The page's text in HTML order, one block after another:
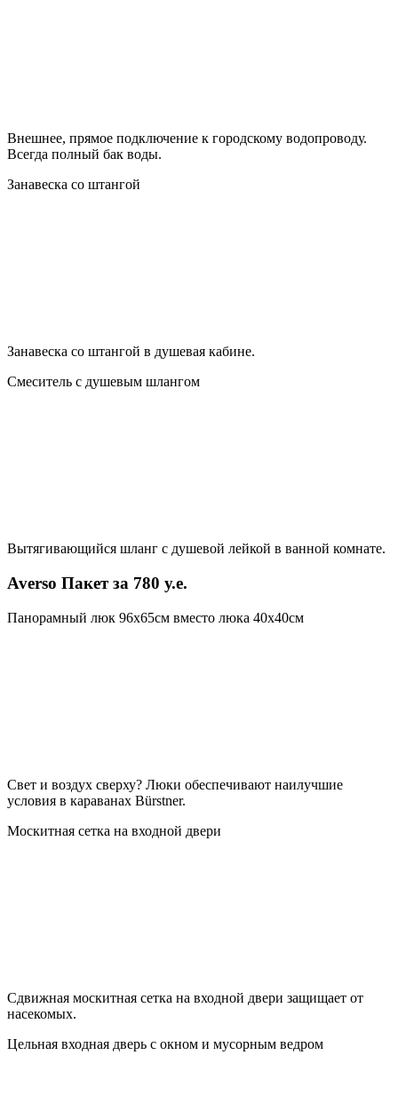
Внешнее, прямое подключение к городскому водопроводу.
Всегда полный бак воды.
Занавеска со штангой
Занавеска со штангой в душевая кабине.
Смеситель с душевым шлангом
Вытягивающийся шланг с душевой лейкой в ванной комнате.
Averso Пакет за 780 у.е.
Панорамный люк 96х65см вместо люка 40х40см
Свет и воздух сверху? Люки обеспечивают наилучшие
условия в караванах Bürstner.
Москитная сетка на входной двери
Сдвижная москитная сетка на входной двери защищает от
насекомых.
Цельная входная дверь с окном и мусорным ведром